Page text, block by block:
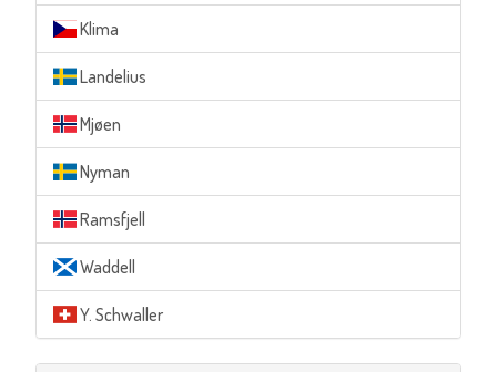
Klima
Landelius
Mjøen
Nyman
Ramsfjell
Waddell
Y. Schwaller